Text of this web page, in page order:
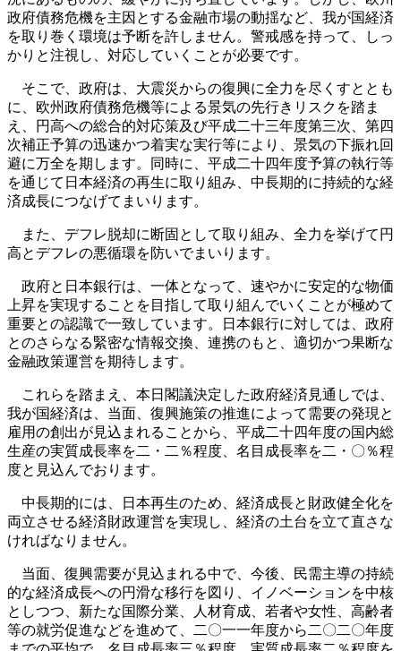
政府債務危機を主因とする金融市場の動揺など、我が国経済
を取り巻く環境は予断を許しません。警戒感を持って、しっ
かりと注視し、対応していくことが必要です。
そこで、政府は、大震災からの復興に全力を尽くすととも
に、欧州政府債務危機等による景気の先行きリスクを踏ま
え、円高への総合的対応策及び平成二十三年度第三次、第四
次補正予算の迅速かつ着実な実行等により、景気の下振れ回
避に万全を期します。同時に、平成二十四年度予算の執行等
を通じて日本経済の再生に取り組み、中長期的に持続的な経
済成長につなげてまいります。
また、デフレ脱却に断固として取り組み、全力を挙げて円
高とデフレの悪循環を防いでまいります。
政府と日本銀行は、一体となって、速やかに安定的な物価
上昇を実現することを目指して取り組んでいくことが極めて
重要との認識で一致しています。日本銀行に対しては、政府
とのさらなる緊密な情報交換、連携のもと、適切かつ果断な
金融政策運営を期待します。
これらを踏まえ、本日閣議決定した政府経済見通しでは、
我が国経済は、当面、復興施策の推進によって需要の発現と
雇用の創出が見込まれることから、平成二十四年度の国内総
生産の実質成長率を二・二％程度、名目成長率を二・〇％程
度と見込んでおります。
中長期的には、日本再生のため、経済成長と財政健全化を
両立させる経済財政運営を実現し、経済の土台を立て直さな
ければなりません。
当面、復興需要が見込まれる中で、今後、民需主導の持続
的な経済成長への円滑な移行を図り、イノベーションを中核
としつつ、新たな国際分業、人材育成、若者や女性、高齢者
等の就労促進などを進めて、二〇一一年度から二〇二〇年度